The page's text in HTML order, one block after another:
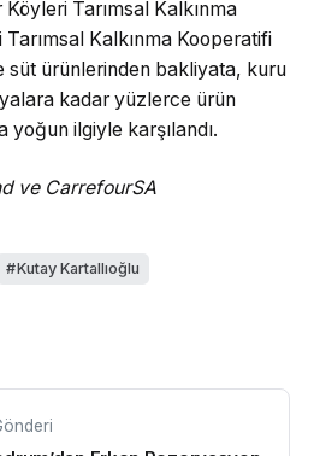
Tarımsal Kalkınma
Kalkınma Kooperatifi
süt ürünlerinden bakliyata, kuru
kadar yüzlerce ürün
yoğun ilgiyle karşılandı.
ve CarrefourSA
Kutay Kartallıoğlu